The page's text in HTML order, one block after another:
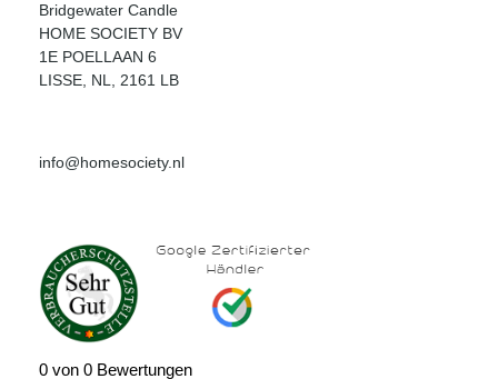
Bridgewater Candle
HOME SOCIETY BV
1E POELLAAN 6
LISSE, NL, 2161 LB
info@homesociety.nl
0 von 0 Bewertungen